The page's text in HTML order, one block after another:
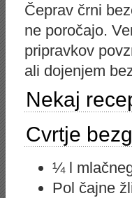
Čeprav črni
ne poročajo.
pripravkov
ali dojenjem
Nekaj
Cvrtje
¼ l
Pol čajne